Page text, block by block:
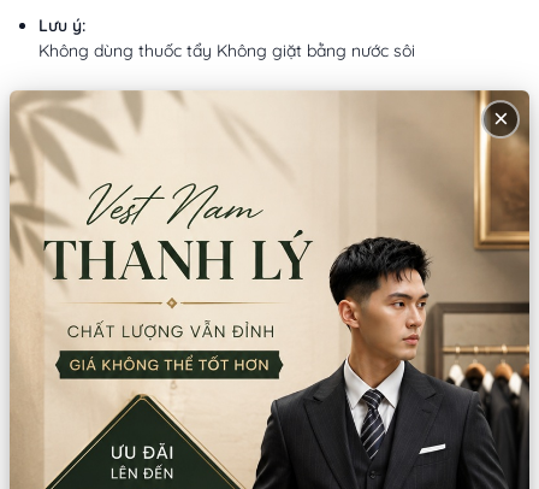
Lưu ý:
Không dùng thuốc tẩy Không giặt bằng nước sôi
Mô tả sản phẩm ×